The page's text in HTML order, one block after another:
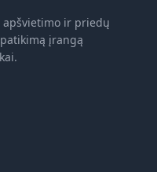
apšvietimo ir priedų
įrangą